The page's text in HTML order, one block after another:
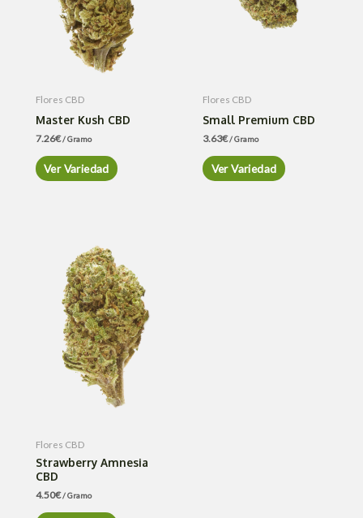
Flores CBD
Master Kush CBD
7.26€/ Gramo
Ver Variedad
Flores CBD
Small Premium CBD
3.63€/ Gramo
Ver Variedad
Flores CBD
Strawberry Amnesia
CBD
4.50€/ Gramo